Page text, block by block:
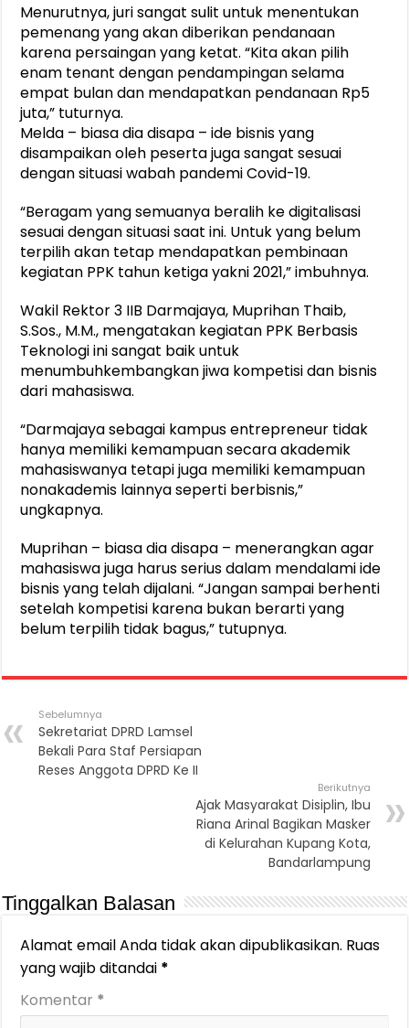
Menurutnya, juri sangat sulit untuk menentukan
pemenang yang akan diberikan pendanaan
karena persaingan yang ketat. “Kita akan pilih
enam tenant dengan pendampingan selama
empat bulan dan mendapatkan pendanaan Rp5
juta,” tuturnya.
Melda – biasa dia disapa – ide bisnis yang
disampaikan oleh peserta juga sangat sesuai
dengan situasi wabah pandemi Covid-19.
“Beragam yang semuanya beralih ke digitalisasi
sesuai dengan situasi saat ini. Untuk yang belum
terpilih akan tetap mendapatkan pembinaan
kegiatan PPK tahun ketiga yakni 2021,” imbuhnya.
Wakil Rektor 3 IIB Darmajaya, Muprihan Thaib,
S.Sos., M.M., mengatakan kegiatan PPK Berbasis
Teknologi ini sangat baik untuk
menumbuhkembangkan jiwa kompetisi dan bisnis
dari mahasiswa.
“Darmajaya sebagai kampus entrepreneur tidak
hanya memiliki kemampuan secara akademik
mahasiswanya tetapi juga memiliki kemampuan
nonakademis lainnya seperti berbisnis,”
ungkapnya.
Muprihan – biasa dia disapa – menerangkan agar
mahasiswa juga harus serius dalam mendalami ide
bisnis yang telah dijalani. “Jangan sampai berhenti
setelah kompetisi karena bukan berarti yang
belum terpilih tidak bagus,” tutupnya.
Sebelumnya
Sekretariat DPRD Lamsel
Bekali Para Staf Persiapan
Reses Anggota DPRD Ke II
Berikutnya
Ajak Masyarakat Disiplin, Ibu
Riana Arinal Bagikan Masker
di Kelurahan Kupang Kota,
Bandarlampung
Tinggalkan Balasan
Alamat email Anda tidak akan dipublikasikan. Ruas
yang wajib ditandai *
Komentar *